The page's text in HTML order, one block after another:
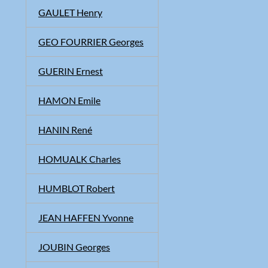
GAULET Henry
GEO FOURRIER Georges
GUERIN Ernest
HAMON Emile
HANIN René
HOMUALK Charles
HUMBLOT Robert
JEAN HAFFEN Yvonne
JOUBIN Georges